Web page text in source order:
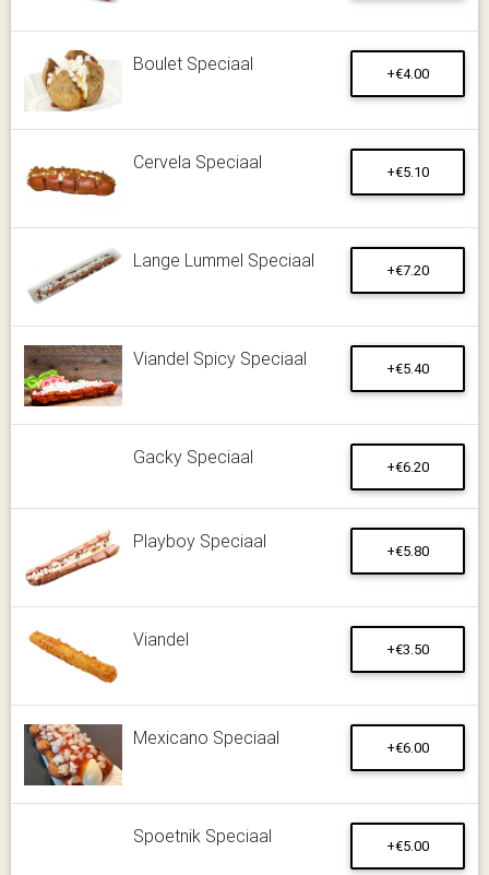
Boulet Speciaal +€4.00
Cervela Speciaal +€5.10
Lange Lummel Speciaal +€7.20
Viandel Spicy Speciaal +€5.40
Gacky Speciaal +€6.20
Playboy Speciaal +€5.80
Viandel +€3.50
Mexicano Speciaal +€6.00
Spoetnik Speciaal +€5.00